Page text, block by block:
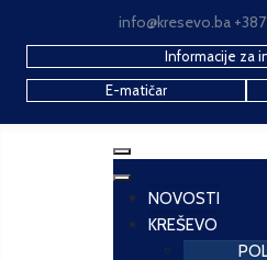
info@kresevo.ba
Informacije za
E-matičar
NOVOSTI
KREŠEVO